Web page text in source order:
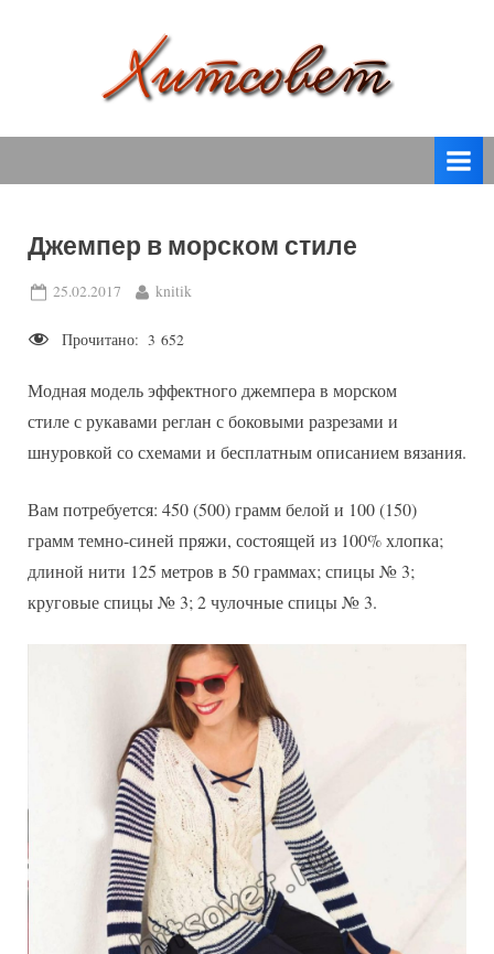
т
о
спицами,
крючком,
вязаные
модели
Джемпер в морском стиле
Posted
25.02.2017 By
knitik
Прочитано: 3 652
Модная модель эффектного джемпера в морском
стиле с рукавами реглан с боковыми разрезами и
шнуровкой со схемами и бесплатным описанием вязания.
Вам потребуется: 450 (500) грамм белой и 100 (150)
грамм темно-синей пряжи, состоящей из 100% хлопка;
длиной нити 125 метров в 50 граммах; спицы № 3;
круговые спицы № 3; 2 чулочные спицы № 3.